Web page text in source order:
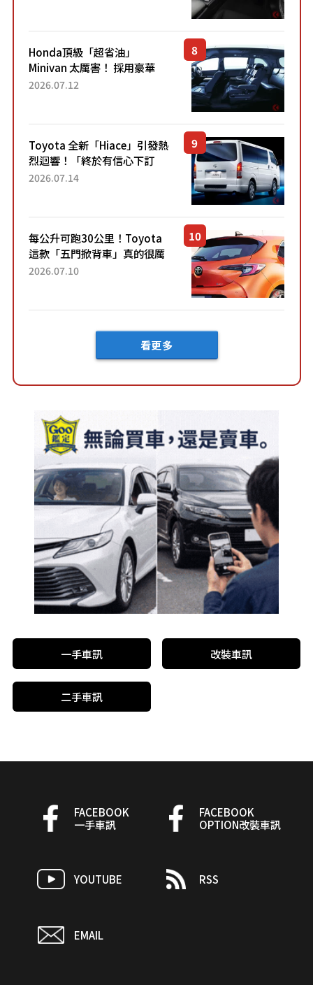
Honda頂級「超省油」
Minivan 太厲害！ 採用豪華
「真皮座椅」與專屬「黑色內
「三...
2026.07.12
Toyota 全新「Hiace」引發熱
烈迴響！「終於有信心下訂
了！」「哪個等級交車最
車？...
2026.07.14
每公升可跑30公里！Toyota
這款「五門掀背車」真的很厲
害！ 擁有全長4.3公尺的「剛剛
2026.07.10
看更多
一手車訊 改裝車訊
二手車訊
FACEBOOK
一手車訊
FACEBOOK
OPTION改裝車訊
YOUTUBE RSS
EMAIL